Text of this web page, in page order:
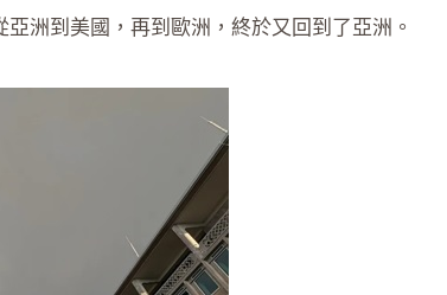
洲到美國，再到歐洲，終於又回到了亞洲。